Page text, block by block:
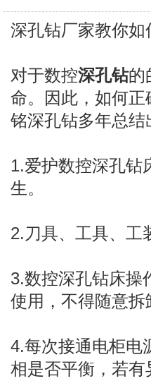
深孔钻厂家教你
对于数控深孔钻的
命。因此，如何
铭深孔钻多年总
1.爱护数控深孔钻
生。
2.刀具、工具、工
3.数控深孔钻床操
使用，不得随意拆
4.每次接通电柜电
相是否平衡，若